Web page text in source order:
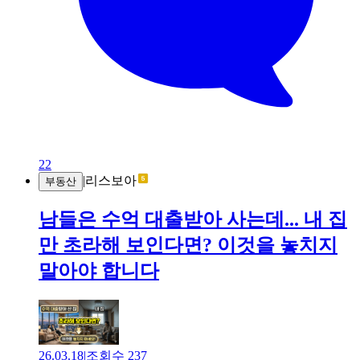
22
부동산 |리스보아
남들은 수억 대출받아 사는데... 내 집
만 초라해 보인다면? 이것을 놓치지
말아야 합니다
26.03.18|조회수 237